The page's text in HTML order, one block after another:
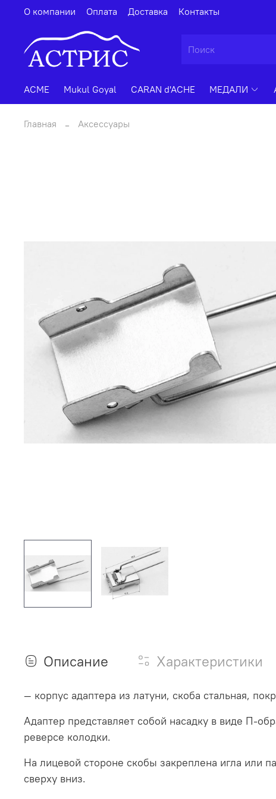
О компании Оплата Доставка Контакты
ACME Mukul Goyal CARAN d'ACHE МЕДАЛИ
Главная Аксессуары
Описание Характеристики
— корпус адаптера из латуни, скоба стальная,
Адаптер представляет собой насадку в виде П-
реверсе колодки.
На лицевой стороне скобы закреплена игла или
сверху вниз.